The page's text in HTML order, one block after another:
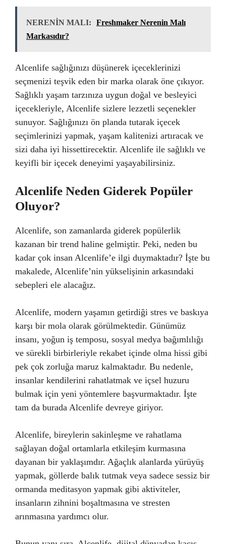
NERENİN MALI:
Freshmaker Nerenin Malı
Markasıdır?
Alcenlife sağlığınızı düşünerek içeceklerinizi
seçmenizi teşvik eden bir marka olarak öne çıkıyor.
Sağlıklı yaşam tarzınıza uygun doğal ve besleyici
içecekleriyle, Alcenlife sizlere lezzetli seçenekler
sunuyor. Sağlığınızı ön planda tutarak içecek
seçimlerinizi yapmak, yaşam kalitenizi artıracak ve
sizi daha iyi hissettirecektir. Alcenlife ile sağlıklı ve
keyifli bir içecek deneyimi yaşayabilirsiniz.
Alcenlife Neden Giderek Popüler
Oluyor?
Alcenlife, son zamanlarda giderek popülerlik
kazanan bir trend haline gelmiştir. Peki, neden bu
kadar çok insan Alcenlife’e ilgi duymaktadır? İşte bu
makalede, Alcenlife’nin yükselişinin arkasındaki
sebepleri ele alacağız.
Alcenlife, modern yaşamın getirdiği stres ve baskıya
karşı bir mola olarak görülmektedir. Günümüz
insanı, yoğun iş temposu, sosyal medya bağımlılığı
ve sürekli birbirleriyle rekabet içinde olma hissi gibi
pek çok zorluğa maruz kalmaktadır. Bu nedenle,
insanlar kendilerini rahatlatmak ve içsel huzuru
bulmak için yeni yöntemlere başvurmaktadır. İşte
tam da burada Alcenlife devreye giriyor.
Alcenlife, bireylerin sakinleşme ve rahatlama
sağlayan doğal ortamlarla etkileşim kurmasına
dayanan bir yaklaşımdır. Ağaçlık alanlarda yürüyüş
yapmak, göllerde balık tutmak veya sadece sessiz bir
ormanda meditasyon yapmak gibi aktiviteler,
insanların zihnini boşaltmasına ve stresten
arınmasına yardımcı olur.